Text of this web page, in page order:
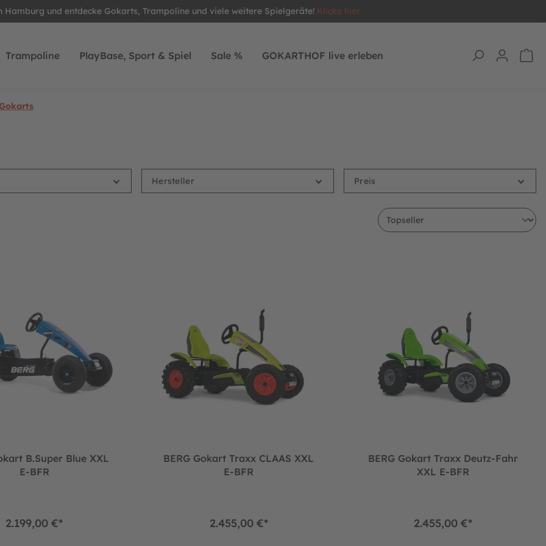
Hamburg und entdecke Gokarts, Trampoline und viele weitere Spielgeräte! Klicke hier.
Trampoline PlayBase, Sport & Spiel Sale % GOKARTHOF live erleben
Hersteller Preis
B.Super Blue XXL
E-BFR
2.199,00 €*
BERG Gokart Traxx CLAAS XXL
E-BFR
2.455,00 €*
BERG Gokart Traxx Deutz-Fahr
XXL E-BFR
2.455,00 €*